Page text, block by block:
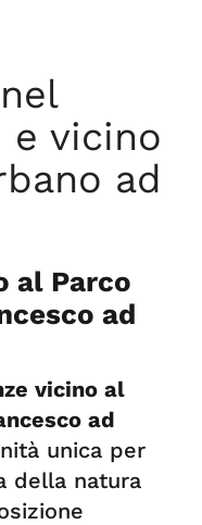
vicino
ad
al Parco
ad
vicino al
ad
unica per
della natura